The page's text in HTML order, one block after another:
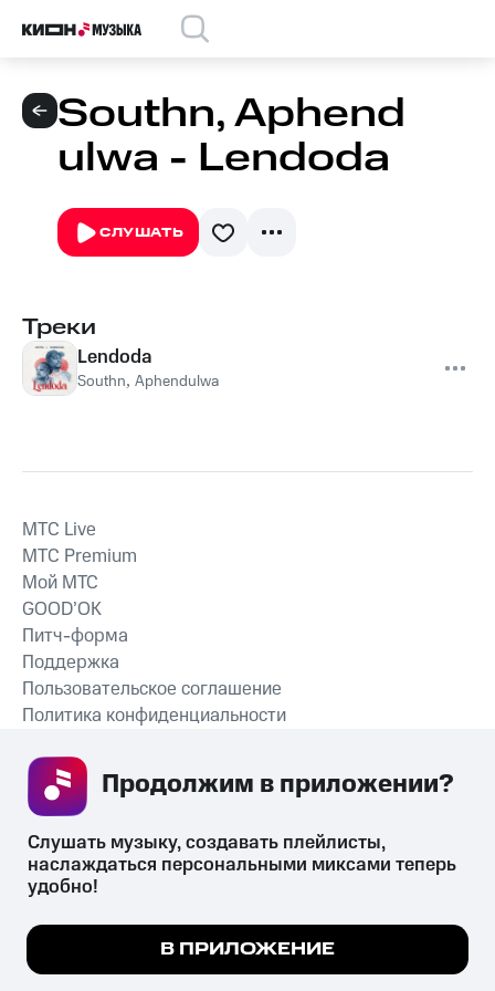
Southn, Aphend
ulwa - Lendoda
СЛУШАТЬ
Треки
Lendoda
Southn, Aphendulwa
СКАЧАТЬ ПРИЛОЖЕНИЕ
MTС Live
MTС Premium
Мой МТС
GOOD’OK
Питч-форма
Поддержка
Пользовательское соглашение
Политика конфиденциальности
психотропных веществ, их аналогов причиняет вред здоровью,
их незаконный оборот запрещён и влечёт установленную
законодательством ответственность.
Мы используем куки, чтобы на сайте все
Подробнее
Слушать музыку, создавать плейлисты,
наслаждаться персональными миксами теперь
удобно!
В ПРИЛОЖЕНИЕ